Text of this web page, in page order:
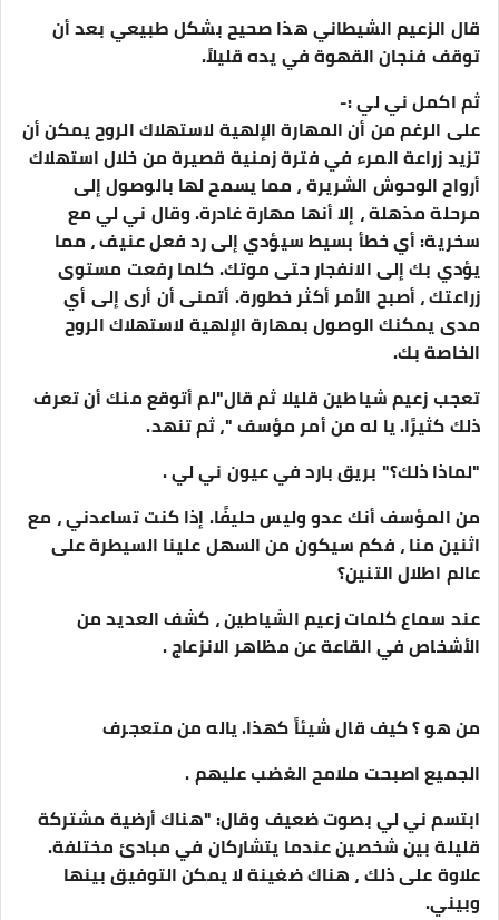
قال الزعيم الشيطاني هذا صحيح بشكل طبيعي بعد أن
توقف فنجان القهوة في يده قليلاً.
ثم اكمل ني لي :-
على الرغم من أن المهارة الإلهية لاستهلاك الروح يمكن أن
تزيد زراعة المرء في فترة زمنية قصيرة من خلال استهلاك
أرواح الوحوش الشريرة ، مما يسمح لها بالوصول إلى
مرحلة مذهلة ، إلا أنها مهارة غادرة. وقال ني لي مع
سخرية: أي خطأ بسيط سيؤدي إلى رد فعل عنيف ، مما
يؤدي بك إلى الانفجار حتى موتك. كلما رفعت مستوى
زراعتك ، أصبح الأمر أكثر خطورة. أتمنى أن أرى إلى أي
مدى يمكنك الوصول بمهارة الإلهية لاستهلاك الروح
الخاصة بك.
تعجب زعيم شياطين قليلا ثم قال"لم أتوقع منك أن تعرف
ذلك كثيرًا. يا له من أمر مؤسف "، ثم تنهد.
"لماذا ذلك؟" بريق بارد في عيون ني لي .
من المؤسف أنك عدو وليس حليفًا. إذا كنت تساعدني ، مع
اثنين منا ، فكم سيكون من السهل علينا السيطرة على
عالم اطلال التنين؟
عند سماع كلمات زعيم الشياطين ، كشف العديد من
الأشخاص في القاعة عن مظاهر الانزعاج .
من هو ؟ كيف قال شيئاً كهذا. ياله من متعجرف
الجميع اصبحت ملامح الغضب عليهم .
ابتسم ني لي بصوت ضعيف وقال: "هناك أرضية مشتركة
قليلة بين شخصين عندما يتشاركان في مبادئ مختلفة.
علاوة على ذلك ، هناك ضغينة لا يمكن التوفيق بينها
وبيني.